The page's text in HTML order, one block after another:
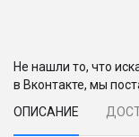
Не нашли то, что
в Вконтакте, мы
ОПИСАНИЕ